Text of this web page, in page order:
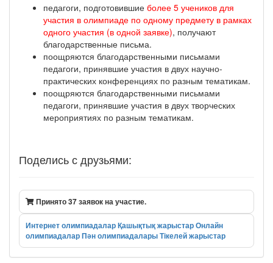
педагоги, подготовившие более 5 учеников для
участия в олимпиаде по одному предмету в рамках
одного участия (в одной заявке), получают
благодарственные письма.
поощряются благодарственными письмами
педагоги, принявшие участия в двух научно-
практических конференциях по разным тематикам.
поощряются благодарственными письмами
педагоги, принявшие участия в двух творческих
мероприятиях по разным тематикам.
Поделись с друзьями:
Принято 37 заявок на участие.
Интернет олимпиадаларҚашықтық жарыстарОнлайн
олимпиадаларПән олимпиадаларыТікелей жарыстар